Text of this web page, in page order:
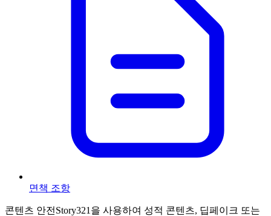
면책 조항
콘텐츠 안전 Story321을 사용하여 성적 콘텐츠, 딥페이크 또는